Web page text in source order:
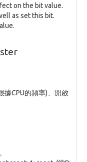
on the bit value.
as set this bit.
據CPU的頻率)、開啟